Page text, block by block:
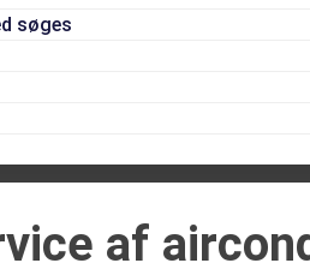
søges
af